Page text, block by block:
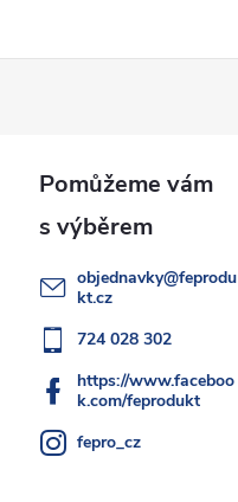
objednavky@feprodu
kt.cz
724 028 302
https://www.faceboo
k.com/feprodukt
fepro_cz